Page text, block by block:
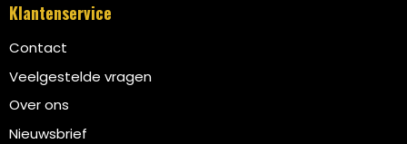
Klantenservice
Contact
Veelgestelde vragen
Over ons
Nieuwsbrief